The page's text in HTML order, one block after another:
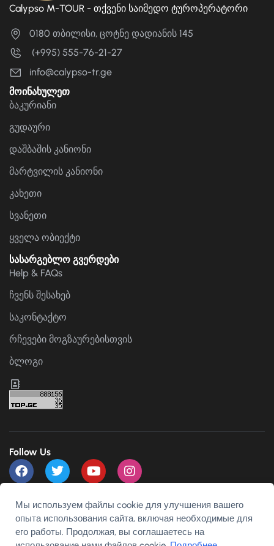
Calypso M-TOUR - თქვენი საიმედო ტუროპერატორი
0180 თბილისი, ცოტნე დადიანის 145
(+995) 555-76-21-27
info@calypso-tr.ge
მოინახულეთ
ბაკურიანი
გუდაური
დაშბაშის კანიონი
მარტვილის კანიონი
კახეთი
სვანეთი
ყველა ობიექტი
სასარგებლო გვერდები
Help & FAQs
ჩვენს შესახებ
საკონტაქტო
რჩევები მოგზაურებისთვის
ბლოგი
Follow Us
Мы используем файлы cookie для улучшения вашего
опыта использования сайта, включая необходимые для
его работы. Продолжая, вы соглашаетесь на